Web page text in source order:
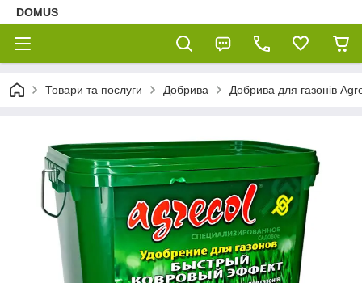
DOMUS
Товари та послуги Добрива Добрива для газонів